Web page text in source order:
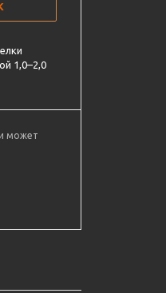
1,0–2,0
может